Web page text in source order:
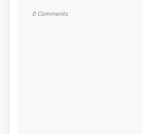
0 Comments